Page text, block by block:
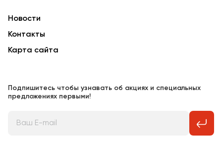
Новости
Контакты
Карта сайта
Подпишитесь чтобы узнавать об акциях и специальных
предложениях первыми!